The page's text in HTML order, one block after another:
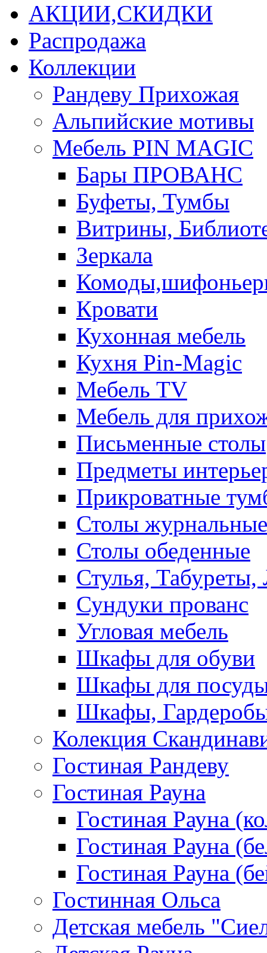
АКЦИИ,СКИДКИ
Распродажа
Коллекции
Рандеву Прихожая
Альпийские мотивы
Мебель PIN MAGIС
Бары ПРОВАНС
Буфеты, Тумбы
Витрины,
Зеркала
Кровати
Кухонная мебель
Кухня Pin-Magic
Мебель TV
Мебель для
Письменные столы
Предметы
Прикроватные
Столы журнальные
Столы обеденные
Стулья, Табуреты,
Сундуки прованс
Угловая мебель
Шкафы для обуви
Шкафы для
Шкафы,
Колекция
Гостиная Рандеву
Гостиная Рауна
Гостиная Рауна
Гостиная Рауна
Гостиная Рауна
Гостинная Ольса
Детская мебель